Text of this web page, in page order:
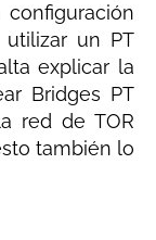
un PT
explicar la
Bridges PT
red de TOR
también lo